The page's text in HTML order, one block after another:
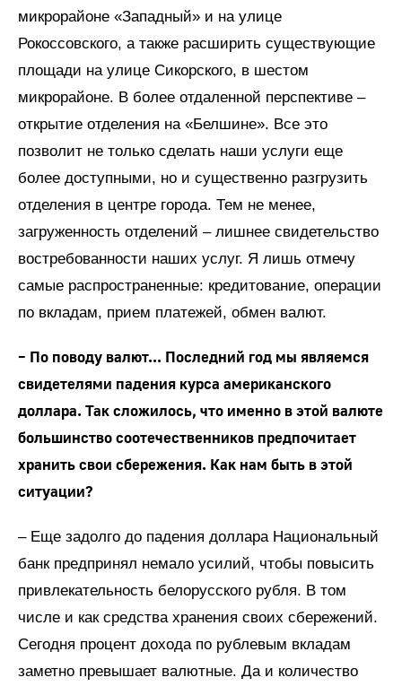
микрорайоне «Западный» и на улице
Рокоссовского, а также расширить существующие
площади на улице Сикорского, в шестом
микрорайоне. В более отдаленной перспективе –
открытие отделения на «Белшине». Все это
позволит не только сделать наши услуги еще
более доступными, но и существенно разгрузить
отделения в центре города. Тем не менее,
загруженность отделений – лишнее свидетельство
востребованности наших услуг. Я лишь отмечу
самые распространенные: кредитование, операции
по вкладам, прием платежей, обмен валют.
– По поводу валют... Последний год мы являемся
свидетелями падения курса американского
доллара. Так сложилось, что именно в этой валюте
большинство соотечественников предпочитает
хранить свои сбережения. Как нам быть в этой
ситуации?
– Еще задолго до падения доллара Национальный
банк предпринял немало усилий, чтобы повысить
привлекательность белорусского рубля. В том
числе и как средства хранения своих сбережений.
Сегодня процент дохода по рублевым вкладам
заметно превышает валютные. Да и количество